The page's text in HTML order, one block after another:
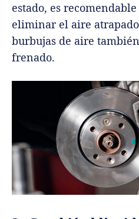
estado, es
eliminar el aire
burbujas de aire
frenado.